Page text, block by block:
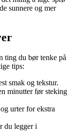
sunnere og mer
ting du bør tenke på
tips:
smak og tekstur.
minutter før steking
urter for ekstra
du legger i